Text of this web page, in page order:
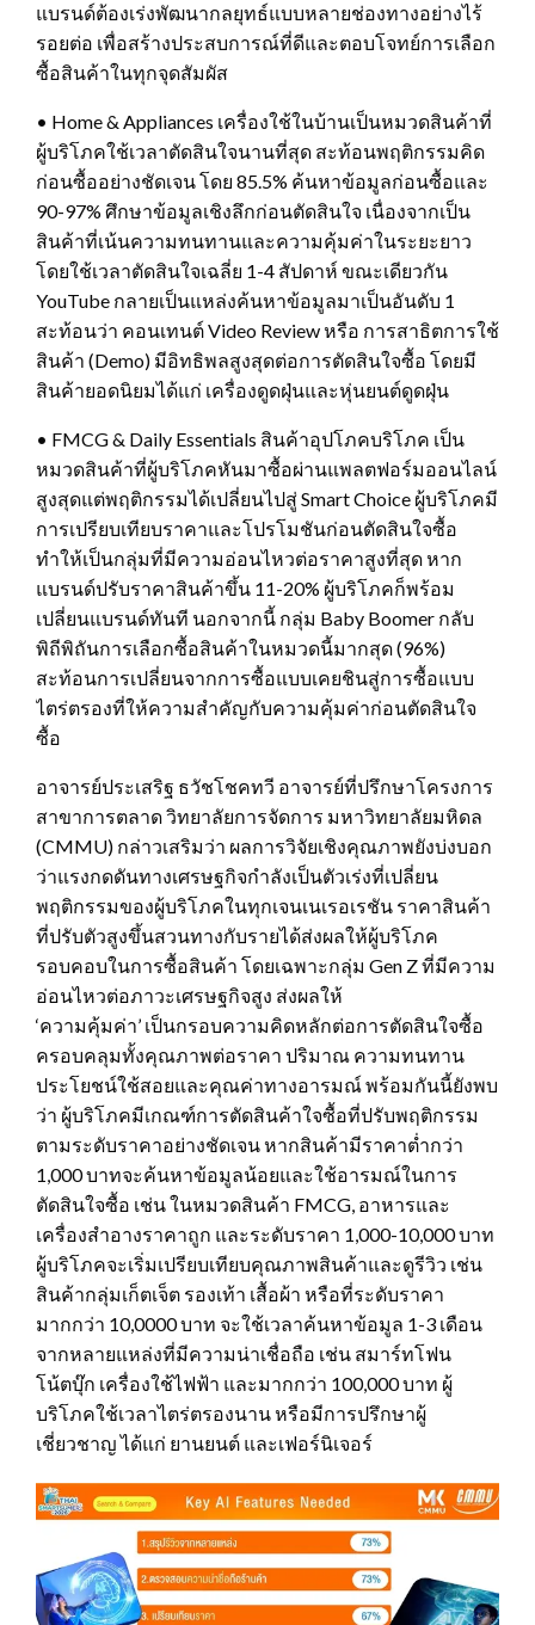
แบรนด์ต้องเร่งพัฒนากลยุทธ์แบบหลายช่องทางอย่างไร้
รอยต่อ เพื่อสร้างประสบการณ์ที่ดีและตอบโจทย์การเลือก
ซื้อสินค้าในทุกจุดสัมผัส
• Home & Appliances เครื่องใช้ในบ้านเป็นหมวดสินค้าที่
ผู้บริโภคใช้เวลาตัดสินใจนานที่สุด สะท้อนพฤติกรรมคิด
ก่อนซื้ออย่างชัดเจน โดย 85.5% ค้นหาข้อมูลก่อนซื้อและ
90-97% ศึกษาข้อมูลเชิงลึกก่อนตัดสินใจ เนื่องจากเป็น
สินค้าที่เน้นความทนทานและความคุ้มค่าในระยะยาว
โดยใช้เวลาตัดสินใจเฉลี่ย 1-4 สัปดาห์ ขณะเดียวกัน
YouTube กลายเป็นแหล่งค้นหาข้อมูลมาเป็นอันดับ 1
สะท้อนว่า คอนเทนต์ Video Review หรือ การสาธิตการใช้
สินค้า (Demo) มีอิทธิพลสูงสุดต่อการตัดสินใจซื้อ โดยมี
สินค้ายอดนิยมได้แก่ เครื่องดูดฝุ่นและหุ่นยนต์ดูดฝุ่น
• FMCG & Daily Essentials สินค้าอุปโภคบริโภค เป็น
หมวดสินค้าที่ผู้บริโภคหันมาซื้อผ่านแพลตฟอร์มออนไลน์
สูงสุดแต่พฤติกรรมได้เปลี่ยนไปสู่ Smart Choice ผู้บริโภคมี
การเปรียบเทียบราคาและโปรโมชันก่อนตัดสินใจซื้อ
ทำให้เป็นกลุ่มที่มีความอ่อนไหวต่อราคาสูงที่สุด หาก
แบรนด์ปรับราคาสินค้าขึ้น 11-20% ผู้บริโภคก็พร้อม
เปลี่ยนแบรนด์ทันที นอกจากนี้ กลุ่ม Baby Boomer กลับ
พิถีพิถันการเลือกซื้อสินค้าในหมวดนี้มากสุด (96%)
สะท้อนการเปลี่ยนจากการซื้อแบบเคยชินสู่การซื้อแบบ
ไตร่ตรองที่ให้ความสำคัญกับความคุ้มค่าก่อนตัดสินใจ
ซื้อ
อาจารย์ประเสริฐ ธวัชโชคทวี อาจารย์ที่ปรึกษาโครงการ
สาขาการตลาด วิทยาลัยการจัดการ มหาวิทยาลัยมหิดล
(CMMU) กล่าวเสริมว่า ผลการวิจัยเชิงคุณภาพยังบ่งบอก
ว่าแรงกดดันทางเศรษฐกิจกำลังเป็นตัวเร่งที่เปลี่ยน
พฤติกรรมของผู้บริโภคในทุกเจนเนเรอเรชัน ราคาสินค้า
ที่ปรับตัวสูงขึ้นสวนทางกับรายได้ส่งผลให้ผู้บริโภค
รอบคอบในการซื้อสินค้า โดยเฉพาะกลุ่ม Gen Z ที่มีความ
อ่อนไหวต่อภาวะเศรษฐกิจสูง ส่งผลให้
‘ความคุ้มค่า’ เป็นกรอบความคิดหลักต่อการตัดสินใจซื้อ
ครอบคลุมทั้งคุณภาพต่อราคา ปริมาณ ความทนทาน
ประโยชน์ใช้สอยและคุณค่าทางอารมณ์ พร้อมกันนี้ยังพบ
ว่า ผู้บริโภคมีเกณฑ์การตัดสินค้าใจซื้อที่ปรับพฤติกรรม
ตามระดับราคาอย่างชัดเจน หากสินค้ามีราคาต่ำกว่า
1,000 บาทจะค้นหาข้อมูลน้อยและใช้อารมณ์ในการ
ตัดสินใจซื้อ เช่น ในหมวดสินค้า FMCG, อาหารและ
เครื่องสำอางราคาถูก และระดับราคา 1,000-10,000 บาท
ผู้บริโภคจะเริ่มเปรียบเทียบคุณภาพสินค้าและดูรีวิว เช่น
สินค้ากลุ่มเก็ตเจ็ต รองเท้า เสื้อผ้า หรือที่ระดับราคา
มากกว่า 10,0000 บาท จะใช้เวลาค้นหาข้อมูล 1-3 เดือน
จากหลายแหล่งที่มีความน่าเชื่อถือ เช่น สมาร์ทโฟน
โน้ตบุ๊ก เครื่องใช้ไฟฟ้า และมากกว่า 100,000 บาท ผู้
บริโภคใช้เวลาไตร่ตรองนาน หรือมีการปรึกษาผู้
เชี่ยวชาญ ได้แก่ ยานยนต์ และเฟอร์นิเจอร์